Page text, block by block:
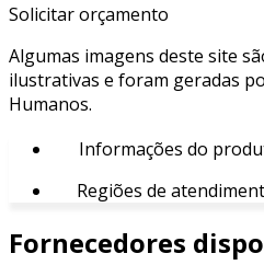
Solicitar orçamento
Algumas imagens deste site
ilustrativas e foram geradas
Humanos.
Informações do
Regiões de
Fornecedores